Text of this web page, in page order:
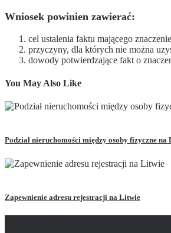
Wniosek powinien zawierać:
cel ustalenia faktu mającego
przyczyny, dla których nie można
dowody potwierdzające fakt o
You May Also Like
Podział nieruchomości między osoby fizyczne na
Zapewnienie adresu rejestracji na Litwie